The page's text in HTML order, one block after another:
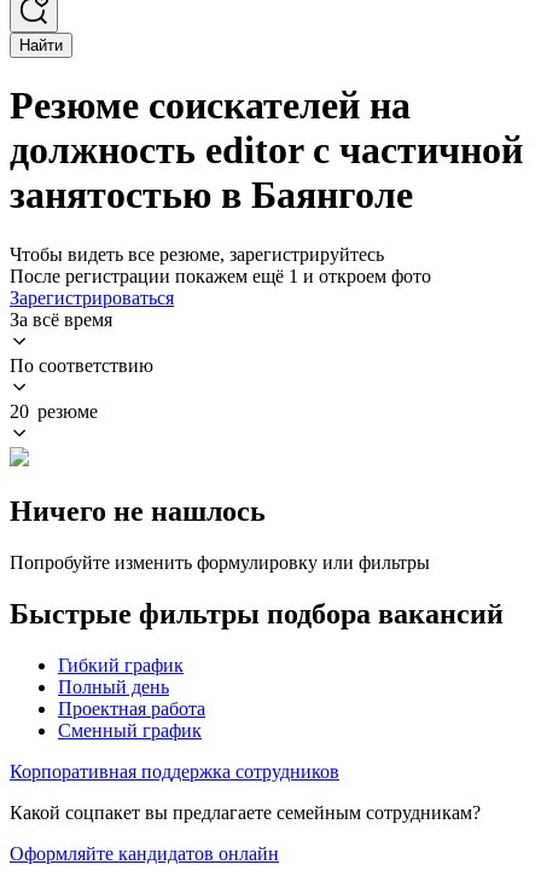
Найти
Резюме соискателей на
должность editor с частичной
занятостью в Баянголе
Чтобы видеть все резюме, зарегистрируйтесь
После регистрации покажем ещё 1 и откроем фото
Зарегистрироваться
За всё время
По соответствию
20 резюме
Ничего не нашлось
Попробуйте изменить формулировку или фильтры
Быстрые фильтры подбора вакансий
Гибкий график
Полный день
Проектная работа
Сменный график
Корпоративная поддержка сотрудников
Какой соцпакет вы предлагаете семейным сотрудникам?
Оформляйте кандидатов онлайн